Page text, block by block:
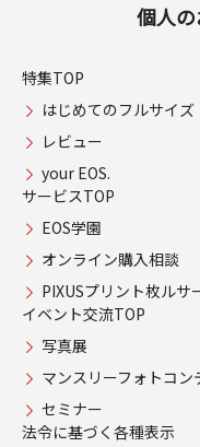
個人
特集TOP
はじめてのフルサイズ
レビュー
your EOS.
サービスTOP
EOS学園
オンライン購入相談
PIXUSプリント枚ルサ
イベント交流TOP
写真展
マンスリーフォトコン
セミナー
法令に基づく各種表示